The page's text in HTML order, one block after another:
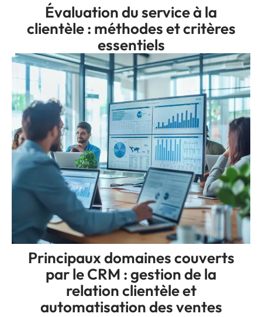
Évaluation du service à la
clientèle : méthodes et critères
essentiels
Principaux domaines couverts
par le CRM : gestion de la
relation clientèle et
automatisation des ventes